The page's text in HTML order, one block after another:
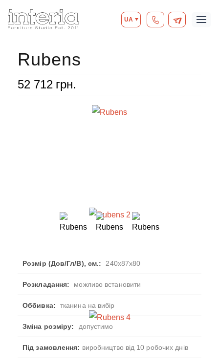
UA
Rubens
52 712грн.
Розмір (Дов/Гл/В), см.: 240x87x80
Розкладання: можливо встановити
Оббивка: тканина на вибір
Зміна розміру: допустимо
Під замовлення: виробництво від 10 робочих днів